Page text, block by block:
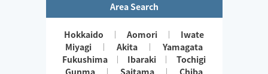
Area Search
Hokkaido Aomori
Iwate
Miyagi
Akita
Yamagata
Fukushima
Ibaraki
Tochigi
Gunma
Saitama
Chiba